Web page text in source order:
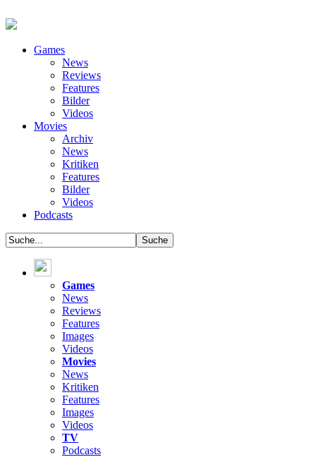
Games
News
Reviews
Features
Bilder
Videos
Movies
Archiv
News
Kritiken
Features
Bilder
Videos
Podcasts
Games
News
Reviews
Features
Images
Videos
Movies
News
Kritiken
Features
Images
Videos
TV
Podcasts